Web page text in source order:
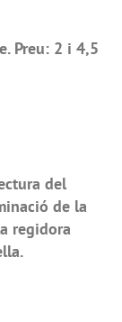
Preu: 2 i 4,5
del
de la
regidora